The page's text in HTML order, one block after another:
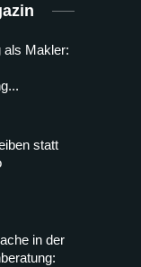
als Makler:
statt
in der